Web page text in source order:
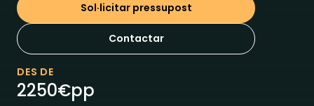
Sol·licitar pressupost
Contactar
DES DE
2250€pp